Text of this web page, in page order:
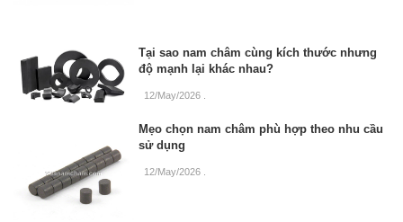
Tại sao nam châm cùng kích thước nhưng
độ mạnh lại khác nhau?
12/May/2026 .
Mẹo chọn nam châm phù hợp theo nhu cầu
sử dụng
12/May/2026